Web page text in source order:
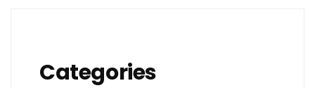
Categories